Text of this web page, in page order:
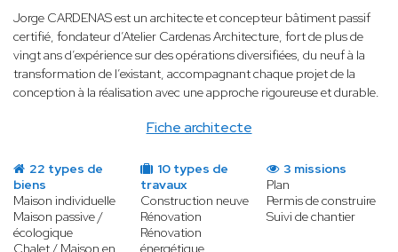
Fiche architecte
Jorge CARDENAS est un architecte et concepteur bâtiment passif
certifié, fondateur d’Atelier Cardenas Architecture, fort de plus de
vingt ans d’expérience sur des opérations diversifiées, du neuf à la
transformation de l’existant, accompagnant chaque projet de la
conception à la réalisation avec une approche rigoureuse et durable.
22 types de
biens
Maison individuelle
Maison passive /
écologique
10 types de
travaux
Construction neuve
Rénovation
Rénovation
3 missions
Plan
Permis de construire
Suivi de chantier